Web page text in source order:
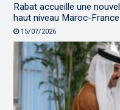
Rabat accueille une
haut niveau Maroc-France
15/07/2026